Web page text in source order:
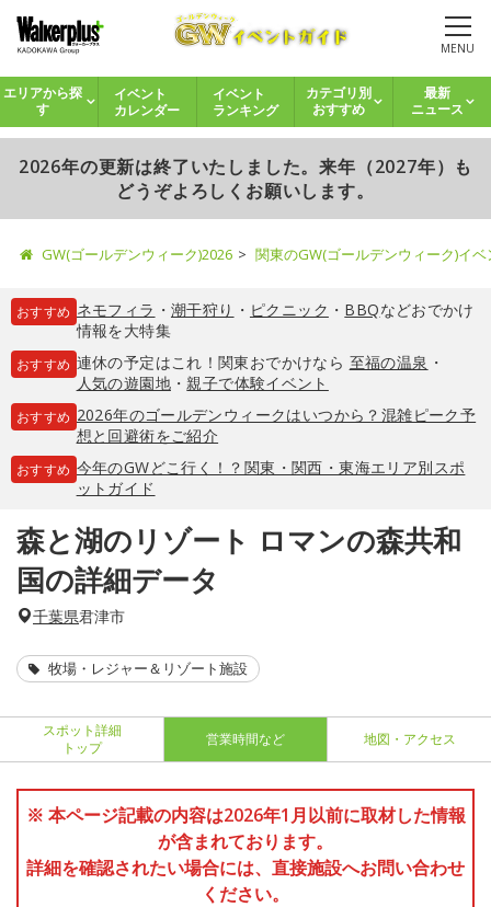
MENU
エリアから探
す
イベント
カレンダー
イベント
ランキング
カテゴリ別
おすすめ
最新
ニュース
2026年の更新は終了いたしました。来年（2027年）も
どうぞよろしくお願いします。
GW(ゴールデンウィーク)2026 関東のGW(ゴールデンウィーク)イ
おすすめ ネモフィラ ・ 潮干狩り ・ ピクニック ・ BBQなどおでかけ
情報を大特集
おすすめ 連休の予定はこれ！関東おでかけなら 至福の温泉 ・
人気の遊園地・親子で体験イベント
おすすめ 2026年のゴールデンウィークはいつから？混雑ピーク予
想と回避術をご紹介
おすすめ 今年のGWどこ行く！？関東・関西・東海エリア別スポ
ットガイド
森と湖のリゾート ロマンの森共和
国の詳細データ
千葉県君津市
牧場・レジャー＆リゾート施設
スポット詳細
トップ
営業時間など 地図・アクセス
※ 本ページ記載の内容は2026年1月以前に取材した情報
が含まれております。
詳細を確認されたい場合には、直接施設へお問い合わせ
ください。